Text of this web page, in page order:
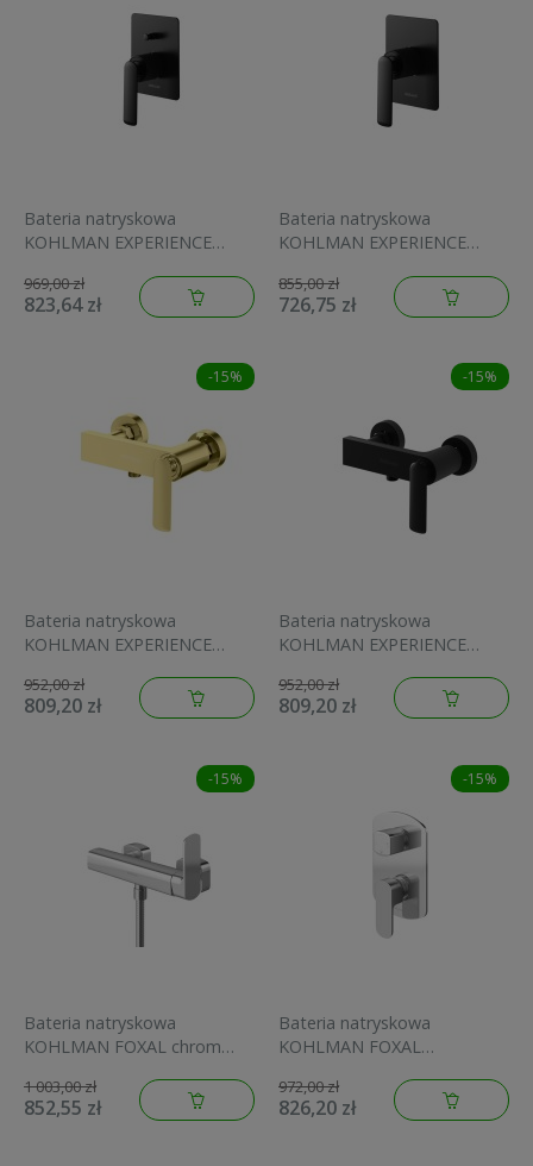
Bateria natryskowa
KOHLMAN EXPERIENCE
QW210EB
969,00 zł
823,64 zł
Bateria natryskowa
KOHLMAN EXPERIENCE
QW220EB
855,00 zł
726,75 zł
-15%
Bateria natryskowa
KOHLMAN EXPERIENCE
952,00 zł
809,20 zł
-15%
Bateria natryskowa
KOHLMAN EXPERIENCE
QW120EB
952,00 zł
809,20 zł
-15%
Bateria natryskowa
KOHLMAN FOXAL chrom
1 003,00 zł
852,55 zł
-15%
Bateria natryskowa
KOHLMAN FOXAL
QW211F
972,00 zł
826,20 zł